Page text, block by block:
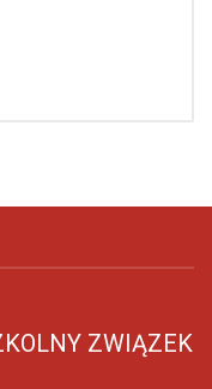
ZWIĄZEK